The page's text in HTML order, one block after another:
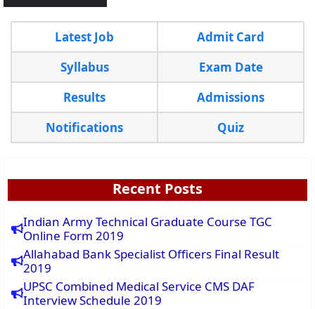
Latest Job
Admit Card
Syllabus
Exam Date
Results
Admissions
Notifications
Quiz
Recent Posts
Indian Army Technical Graduate Course TGC
Online Form 2019
Allahabad Bank Specialist Officers Final Result
2019
UPSC Combined Medical Service CMS DAF
Interview Schedule 2019